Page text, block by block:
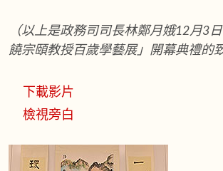
（以上是政務司司長林鄭月娥12月3
饒宗頤教授百歲學藝展」開幕典禮的
下載影片
檢視旁白